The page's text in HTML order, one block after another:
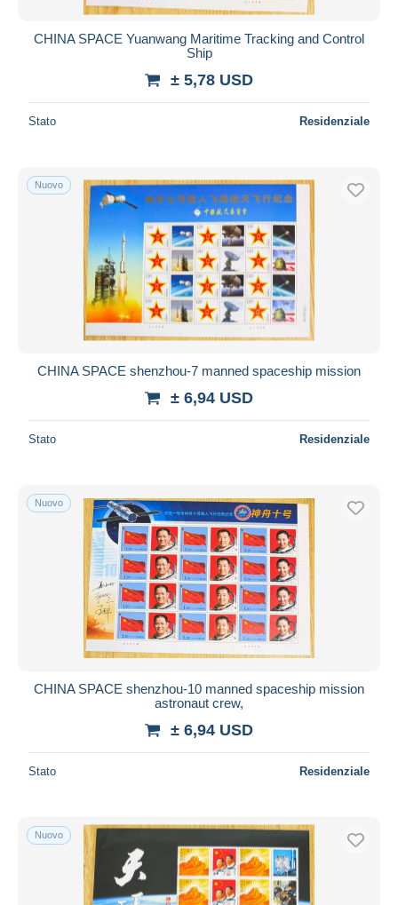
CHINA SPACE Yuanwang Maritime Tracking and Control
Ship
± 5,78 USD
Stato Residenziale
Nuovo
CHINA SPACE shenzhou-7 manned spaceship mission
± 6,94 USD
Stato Residenziale
Nuovo
CHINA SPACE shenzhou-10 manned spaceship mission
astronaut crew,
± 6,94 USD
Stato Residenziale
Nuovo